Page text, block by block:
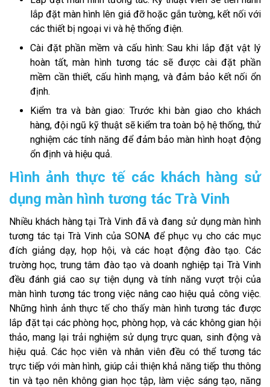
lắp đặt màn hình lên giá đỡ hoặc gắn tường, kết nối với
các thiết bị ngoại vi và hệ thống điện.
Cài đặt phần mềm và cấu hình: Sau khi lắp đặt vật lý
hoàn tất, màn hình tương tác sẽ được cài đặt phần
mềm cần thiết, cấu hình mạng, và đảm bảo kết nối ổn
định.
Kiểm tra và bàn giao: Trước khi bàn giao cho khách
hàng, đội ngũ kỹ thuật sẽ kiểm tra toàn bộ hệ thống, thử
nghiệm các tính năng để đảm bảo màn hình hoạt động
ổn định và hiệu quả.
Hình ảnh thực tế các khách hàng sử
dụng màn hình tương tác Trà Vinh
Nhiều khách hàng tại Trà Vinh đã và đang sử dụng màn hình
tương tác tại Trà Vinh của SONA để phục vụ cho các mục
đích giảng dạy, họp hội, và các hoạt động đào tạo. Các
trường học, trung tâm đào tạo và doanh nghiệp tại Trà Vinh
đều đánh giá cao sự tiện dụng và tính năng vượt trội của
màn hình tương tác trong việc nâng cao hiệu quả công việc.
Những hình ảnh thực tế cho thấy màn hình tương tác được
lắp đặt tại các phòng học, phòng họp, và các không gian hội
thảo, mang lại trải nghiệm sử dụng trực quan, sinh động và
hiệu quả. Các học viên và nhân viên đều có thể tương tác
trực tiếp với màn hình, giúp cải thiện khả năng tiếp thu thông
tin và tạo nên không gian học tập, làm việc sáng tạo, năng